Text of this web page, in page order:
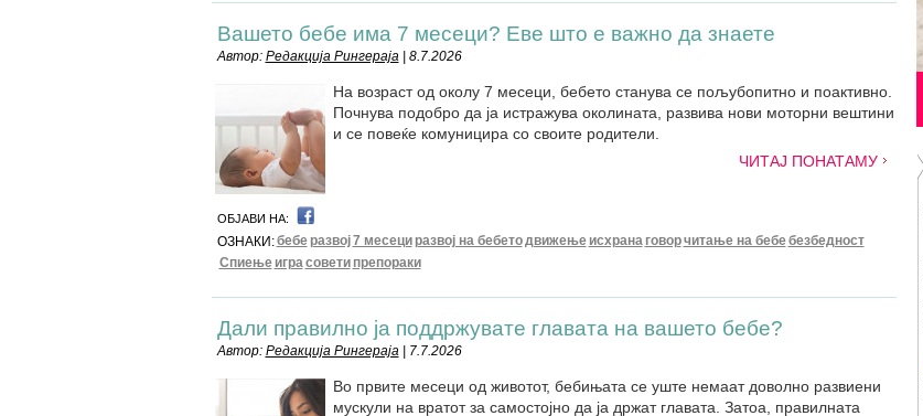
Вашето бебе има 7 месеци? Еве што е важно да знаете
Автор: Редакција Рингераја| 8.7.2026
На возраст од околу 7 месеци, бебето станува сe пољубопитно и поактивно.
Почнува подобро да ја истражува околината, развива нови моторни вештини
и сe повеќе комуницира со своите родители.
ЧИТАЈ ПОНАТАМУ
ОБЈАВИ НА:
ОЗНАКИ:бебе развој7 месеци развој на бебетодвижење исхрана говорчитање на бебебезбедност
Спиење играсовети препораки
Дали правилно ја поддржувате главата на вашето бебе?
Автор: Редакција Рингераја| 7.7.2026
Во првите месеци од животот, бебињата сe уште немаат доволно развиени
мускули на вратот за самостојно да ја држат главата. Затоа, правилната